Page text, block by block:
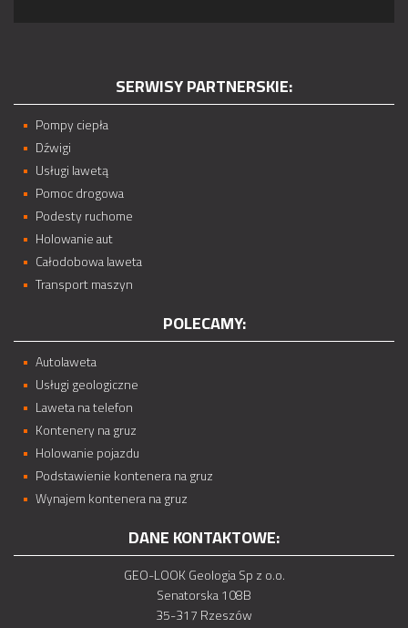
SERWISY PARTNERSKIE:
Pompy ciepła
Dźwigi
Usługi lawetą
Pomoc drogowa
Podesty ruchome
Holowanie aut
Całodobowa laweta
Transport maszyn
POLECAMY:
Autolaweta
Usługi geologiczne
Laweta na telefon
Kontenery na gruz
Holowanie pojazdu
Podstawienie kontenera na gruz
Wynajem kontenera na gruz
DANE KONTAKTOWE:
GEO-LOOK Geologia Sp z o.o.
Senatorska 108B
35-317 Rzeszów